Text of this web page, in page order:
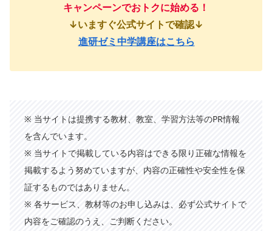
キャンペーンでおトクに始める！
↓いますぐ公式サイトで確認↓
進研ゼミ中学講座はこちら
※ 当サイトは提携する教材、教室、学習方法等のPR情報
を含んでいます。
※ 当サイトで掲載している内容はできる限り正確な情報を
掲載するよう努めていますが、内容の正確性や安全性を保
証するものではありません。
※ 各サービス、教材等のお申し込みは、必ず公式サイトで
内容をご確認のうえ、ご判断ください。